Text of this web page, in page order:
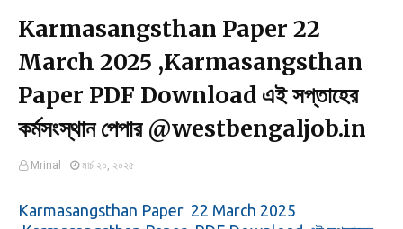
Karmasangsthan Paper 22
March 2025 ,Karmasangsthan
Paper PDF Download এই সপ্তাহের
কর্মসংস্থান পেপার @westbengaljob.in
Mrinal মার্চ ২০, ২০২৫
Karmasangsthan Paper 22 March 2025